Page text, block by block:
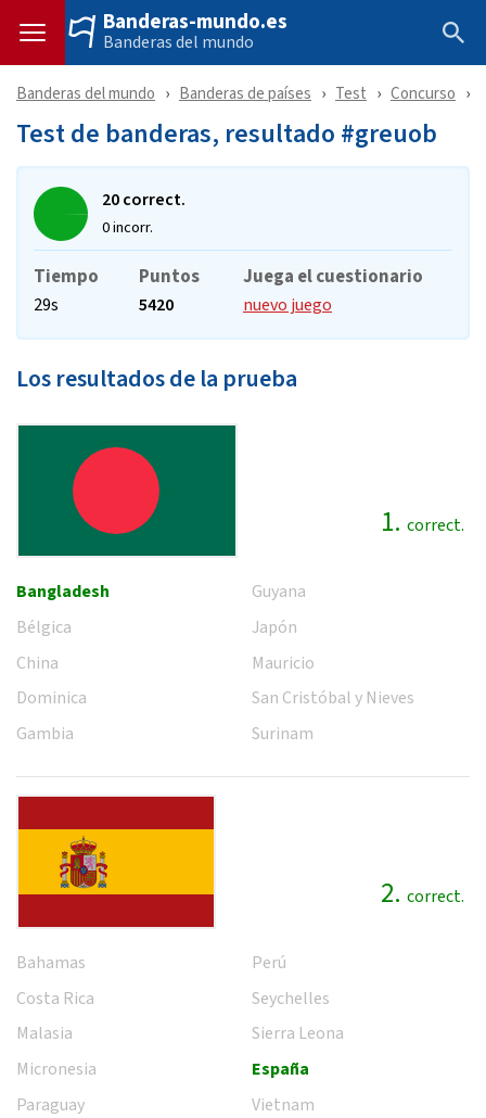
Banderas-mundo.es
Banderas del mundo
Banderas del mundo Banderas de países Test Concurso
Test de banderas, resultado #greuob
20 correct.
0 incorr.
Tiempo
29s
Puntos
5420
Juega el cuestionario
nuevo juego
Los resultados de la prueba
1. correct.
Bangladesh
Bélgica
China
Dominica
Gambia
Guyana
Japón
Mauricio
San Cristóbal y Nieves
Surinam
2. correct.
Bahamas
Costa Rica
Malasia
Micronesia
Paraguay
Perú
Seychelles
Sierra Leona
España
Vietnam